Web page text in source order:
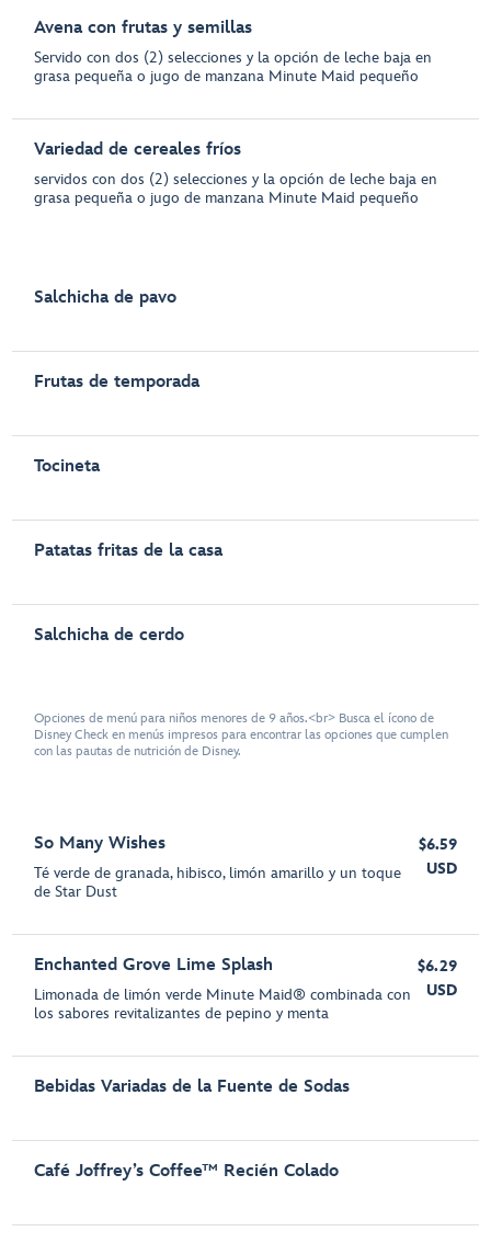
Avena con frutas y semillas
Servido con dos (2) selecciones y la opción de leche baja en
grasa pequeña o jugo de manzana Minute Maid pequeño
Variedad de cereales fríos
servidos con dos (2) selecciones y la opción de leche baja en
grasa pequeña o jugo de manzana Minute Maid pequeño
Salchicha de pavo
Frutas de temporada
Tocineta
Patatas fritas de la casa
Salchicha de cerdo
Opciones de menú para niños menores de 9 años.<br> Busca el ícono de
Disney Check en menús impresos para encontrar las opciones que cumplen
con las pautas de nutrición de Disney.
So Many Wishes
Té verde de granada, hibisco, limón amarillo y un toque
de Star Dust
$6.59
USD
Enchanted Grove Lime Splash
Limonada de limón verde Minute Maid® combinada con
los sabores revitalizantes de pepino y menta
$6.29
USD
Bebidas Variadas de la Fuente de Sodas
Café Joffrey’s Coffee™ Recién Colado